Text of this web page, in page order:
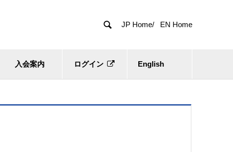
 JP Home/ EN Home
入会案内 ログイン English